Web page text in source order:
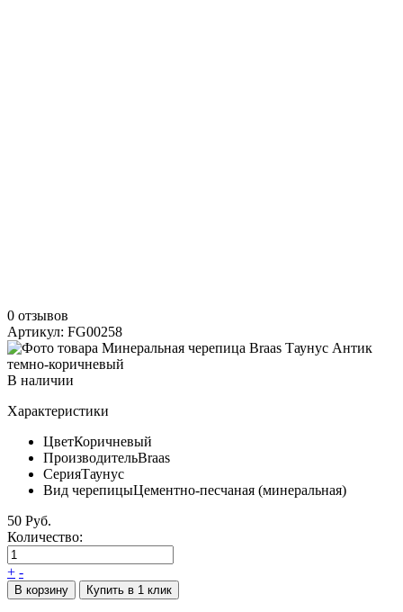
0 отзывов
Артикул: FG00258
В наличии
Характеристики
ЦветКоричневый
ПроизводительBraas
СерияТаунус
Вид черепицыЦементно-песчаная (минеральная)
50 Руб.
Количество:
+ -
В корзину Купить в 1 клик